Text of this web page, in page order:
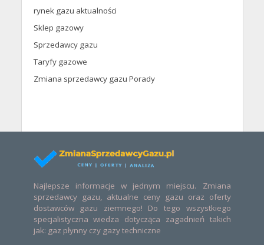
rynek gazu aktualności
Sklep gazowy
Sprzedawcy gazu
Taryfy gazowe
Zmiana sprzedawcy gazu Porady
Najlepsze informacje w jednym miejscu. Zmiana
sprzedawcy gazu, aktualne ceny gazu oraz oferty
dostawców gazu ziemnego! Do tego wszystkiego
specjalistyczna wiedza dotycząca zagadnień takich
jak: gaz płynny czy gazy techniczne